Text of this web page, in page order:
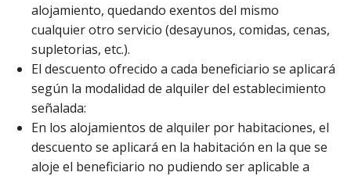
alojamiento, quedando exentos del mismo
cualquier otro servicio (desayunos, comidas, cenas,
supletorias, etc.).
El descuento ofrecido a cada beneficiario se aplicará
según la modalidad de alquiler del establecimiento
señalada:
En los alojamientos de alquiler por habitaciones, el
descuento se aplicará en la habitación en la que se
aloje el beneficiario no pudiendo ser aplicable a